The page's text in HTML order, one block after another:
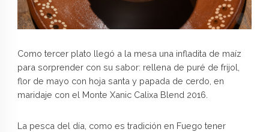
Como tercer plato llegó a la mesa una infladita de maíz
para sorprender con su sabor: rellena de puré de frijol,
flor de mayo con hoja santa y papada de cerdo, en
maridaje con el Monte Xanic Calixa Blend 2016.
La pesca del día, como es tradición en Fuego tener